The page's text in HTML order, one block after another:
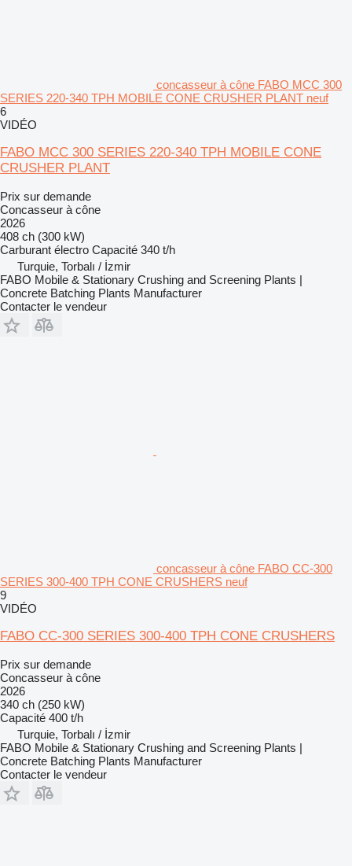
concasseur à cône FABO MCC 300
SERIES 220-340 TPH MOBILE CONE CRUSHER PLANT neuf
6
VIDÉO
FABO MCC 300 SERIES 220-340 TPH MOBILE CONE
CRUSHER PLANT
Prix sur demande
Concasseur à cône
2026
408 ch (300 kW)
Carburant électro Capacité 340 t/h
Turquie, Torbalı / İzmir
FABO Mobile & Stationary Crushing and Screening Plants |
Concrete Batching Plants Manufacturer
Contacter le vendeur
concasseur à cône FABO CC-300
SERIES 300-400 TPH CONE CRUSHERS neuf
9
VIDÉO
FABO CC-300 SERIES 300-400 TPH CONE CRUSHERS
Prix sur demande
Concasseur à cône
2026
340 ch (250 kW)
Capacité 400 t/h
Turquie, Torbalı / İzmir
FABO Mobile & Stationary Crushing and Screening Plants |
Concrete Batching Plants Manufacturer
Contacter le vendeur